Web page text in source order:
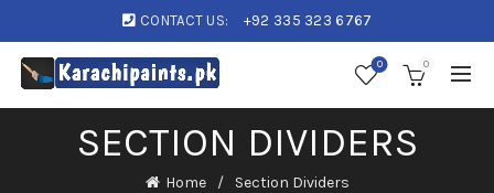
CONTACT US: +92 335 323 6767
0 0
SECTION DIVIDERS
Home Section Dividers